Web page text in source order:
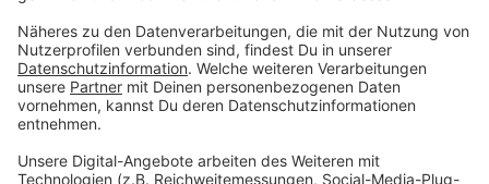
Der Ramadan ist ein sehr festlicher , aber auch ein
sehr sozialer Monat . Viele Muslima und Muslime
spenden in dieser Zeit. Am Ende des Ramadan wird das
April 2024.